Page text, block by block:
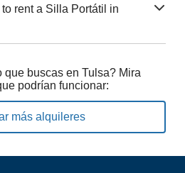
rent a Silla Portátil in
que buscas en Tulsa? Mira
podrían funcionar:
más alquileres